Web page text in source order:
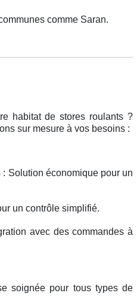
comme Saran.
habitat de stores roulants ?
sur mesure à vos besoins :
Solution économique pour un
un contrôle simplifié.
avec des commandes à
soignée pour tous types de